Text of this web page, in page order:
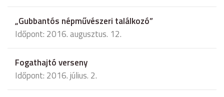
„Gubbantós népművészeri találkozó”
Időpont: 2016. augusztus. 12.
Fogathajtó verseny
Időpont: 2016. július. 2.